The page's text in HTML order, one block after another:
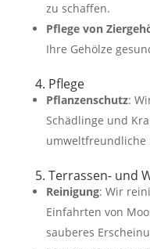
zu schaffen.
Pflege von
Ihre Gehölze
4. Pflege
Pflanzenschutz:
Schädlinge und
umweltfreundliche
5. Terrassen- und
Reinigung: Wir
Einfahrten von
sauberes